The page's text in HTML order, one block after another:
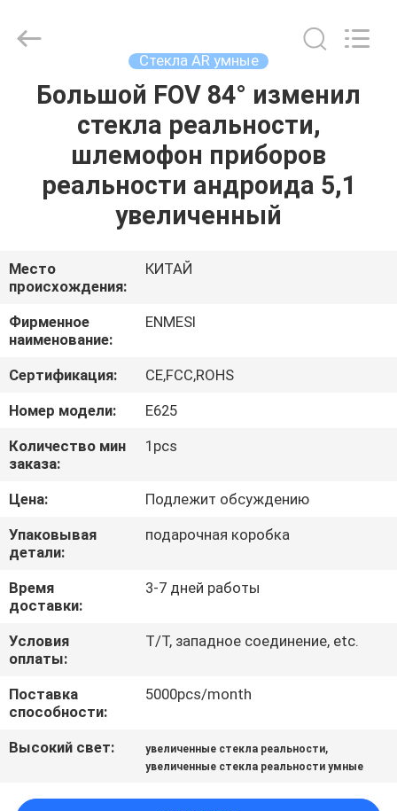
ДОМ
ПРОДУКТЫ
ПУТЕШЕСТВИЕ
ФАБРИКИ
ПРОВЕРКА
КАЧЕСТВА
НОВОСТИ
СЛУЧАИ
СПРОСИТЕ
ЦИТАТУ
SHOPPING
ONLINE
КАРТА
Technology
Стекла AR умные
Большой FOV 84° изменил
стекла реальности,
шлемофон приборов
реальности андроида 5,1
увеличенный
Место
происхождения:
КИТАЙ
Фирменное
наименование:
ENMESI
Сертификация:
CE,FCC,ROHS
Номер модели:
E625
Количество мин
заказа:
1pcs
Цена:
Подлежит обсуждению
Упаковывая
детали:
подарочная коробка
Время
доставки:
3-7 дней работы
Условия
оплаты:
T/T, западное соединение, etc.
Поставка
способности:
5000pcs/month
Высокий свет: увеличенные стекла реальности,
увеличенные стекла реальности умные